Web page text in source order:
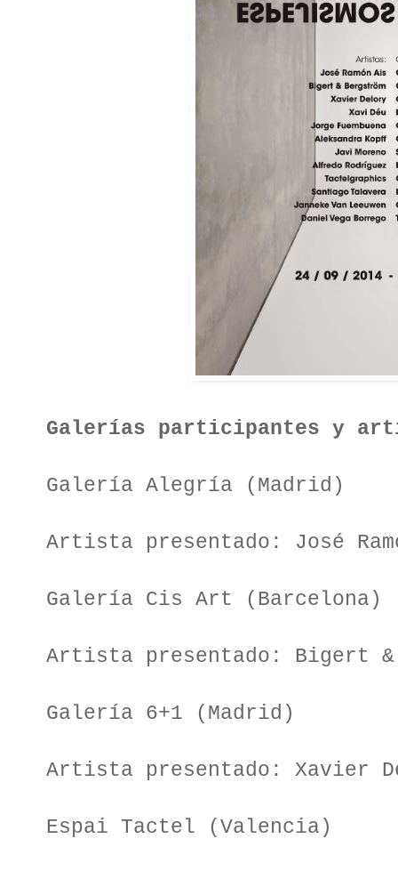
Galerías participantes y
Galería Alegría (Madrid)
Artista presentado: José
Galería Cis Art (Barcelona)
Artista presentado: Bigert &
Galería 6+1 (Madrid)
Artista presentado: Xavier
Espai Tactel (Valencia)